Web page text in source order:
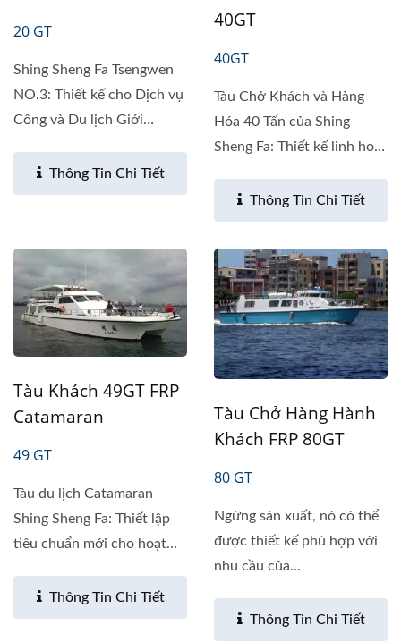
20 GT
Shing Sheng Fa Tsengwen
NO.3: Thiết kế cho Dịch vụ
Công và Du lịch Giới
Thông Tin Chi Tiết
40GT
40GT
Tàu Chở Khách và Hàng
Hóa 40 Tấn của Shing
Sheng Fa: Thiết kế linh hoạt
Thông Tin Chi Tiết
Tàu Khách 49GT FRP
Catamaran
49 GT
Tàu du lịch Catamaran
Shing Sheng Fa: Thiết lập
tiêu chuẩn mới cho hoạt
Thông Tin Chi Tiết
Tàu Chở Hàng Hành
Khách FRP 80GT
80 GT
Ngừng sản xuất, nó có thể
được thiết kế phù hợp với
nhu cầu của...
Thông Tin Chi Tiết